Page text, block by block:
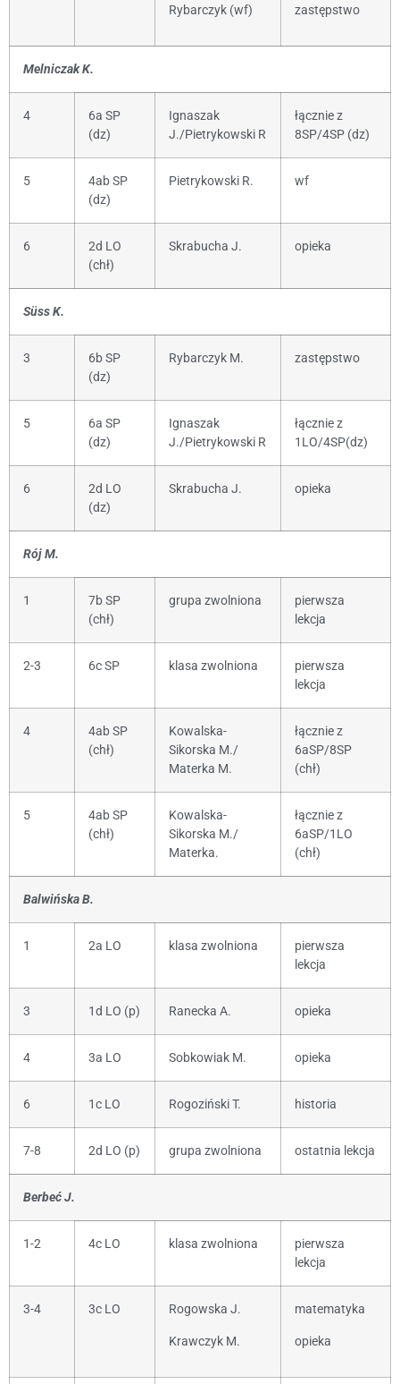
Rybarczyk (wf)
zastępstwo
Melniczak K.
4
6a SP
(dz)
Ignaszak
J./Pietrykowski R
łącznie z
8SP/4SP (dz)
5
4ab SP
(dz)
Pietrykowski R. wf
6
2d LO
(chł)
Skrabucha J. opieka
Süss K.
3
6b SP
(dz)
Rybarczyk M. zastępstwo
5
6a SP
(dz)
Ignaszak
J./Pietrykowski R
łącznie z
1LO/4SP(dz)
6
2d LO
(dz)
Skrabucha J. opieka
Rój M.
1
7b SP
(chł)
grupa zwolniona
pierwsza
lekcja
2-3 6c SP klasa zwolniona
pierwsza
lekcja
4
4ab SP
(chł)
Kowalska-
Sikorska M./
Materka M.
łącznie z
6aSP/8SP
(chł)
5
4ab SP
(chł)
Kowalska-
Sikorska M./
Materka.
łącznie z
6aSP/1LO
(chł)
Balwińska B.
1 2a LO klasa zwolniona
pierwsza
lekcja
3 1d LO (p) Ranecka A. opieka
4 3a LO Sobkowiak M. opieka
6 1c LO Rogoziński T. historia
7-8 2d LO (p) grupa zwolniona ostatnia lekcja
Berbeć J.
1-2 4c LO klasa zwolniona
pierwsza
lekcja
3-4 3c LO Rogowska J.
Krawczyk M.
matematyka
opieka